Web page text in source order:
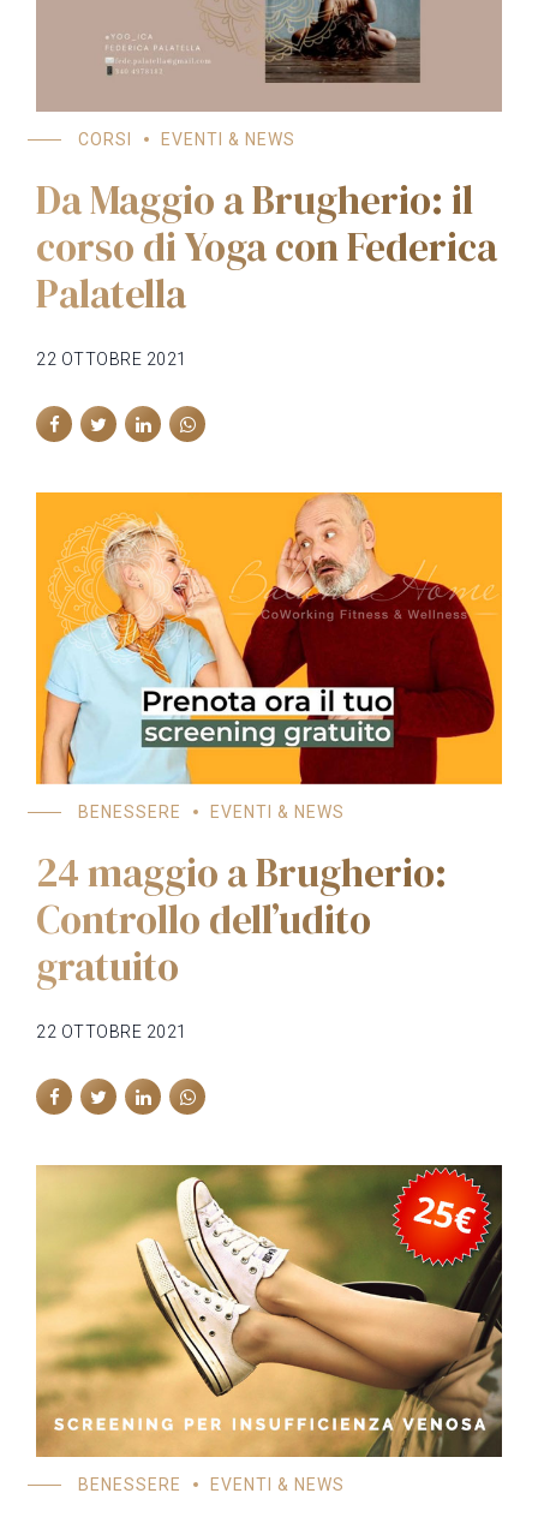
CORSI EVENTI & NEWS
Da Maggio a Brugherio: il
corso di Yoga con Federica
Palatella
22 OTTOBRE 2021
BENESSERE EVENTI & NEWS
24 maggio a Brugherio:
Controllo dell’udito
gratuito
22 OTTOBRE 2021
BENESSERE EVENTI & NEWS